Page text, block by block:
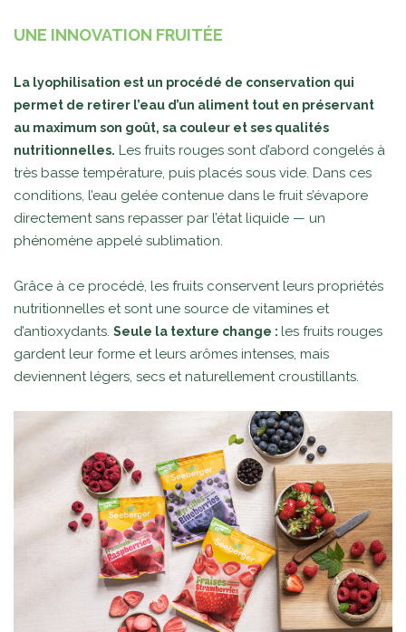
UNE INNOVATION FRUITÉE
La lyophilisation est un procédé de conservation qui
permet de retirer l’eau d’un aliment tout en préservant
au maximum son goût, sa couleur et ses qualités
nutritionnelles. Les fruits rouges sont d’abord congelés à
très basse température, puis placés sous vide. Dans ces
conditions, l’eau gelée contenue dans le fruit s’évapore
directement sans repasser par l’état liquide — un
phénomène appelé sublimation.
Grâce à ce procédé, les fruits conservent leurs propriétés
nutritionnelles et sont une source de vitamines et
d’antioxydants. Seule la texture change : les fruits rouges
gardent leur forme et leurs arômes intenses, mais
deviennent légers, secs et naturellement croustillants.